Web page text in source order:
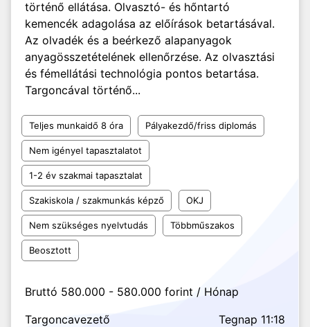
történő ellátása. Olvasztó- és hőntartó
kemencék adagolása az előírások betartásával.
Az olvadék és a beérkező alapanyagok
anyagösszetételének ellenőrzése. Az olvasztási
és fémellátási technológia pontos betartása.
Targoncával történő...
Teljes munkaidő 8 óra Pályakezdő/friss diplomás
Nem igényel tapasztalatot
1-2 év szakmai tapasztalat
Szakiskola / szakmunkás képző OKJ
Nem szükséges nyelvtudás Többműszakos
Beosztott
Bruttó 580.000 - 580.000 forint / Hónap
Targoncavezető
Tegnap 11:18